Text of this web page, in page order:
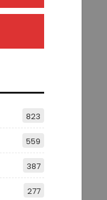
823
559
387
277